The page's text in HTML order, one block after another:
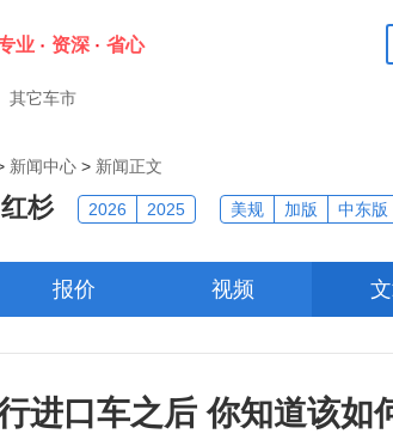
业 资深 省心
其它车市
新闻中心 > 新闻正文
杉 2026 2025 美规 加版 中东版
报价 视频
进口车之后 你知道该如